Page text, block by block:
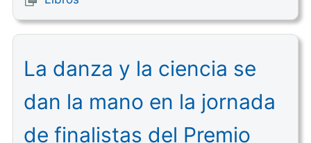
La danza y la ciencia se
dan la mano en la jornada
de finalistas del Premio